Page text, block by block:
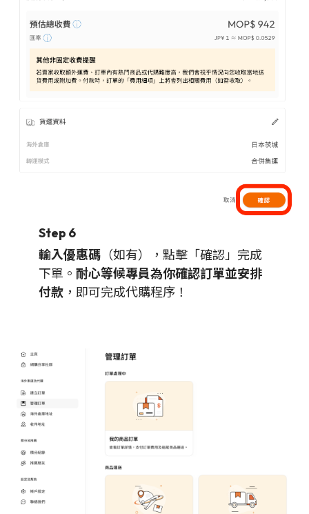
Step 6
輸入優惠碼 （如有），點擊「確認」完成
下單。 耐心等候專員為你確認訂單並安排
付款 ，即可完成代購程序！